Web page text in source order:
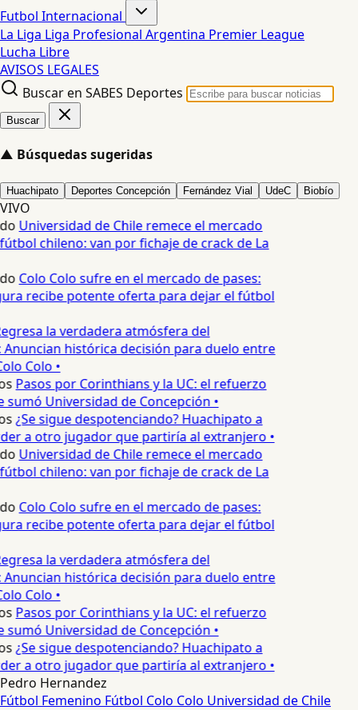
Futbol Internacional
La Liga Liga Profesional Argentina Premier League
Lucha Libre
AVISOS LEGALES
Buscar en SABES Deportes
Buscar
▲ Búsquedas sugeridas
Huachipato Deportes Concepción Fernández Vial UdeC Biobío
VIVO
Universidad de Chile remece el mercado
chileno: van por fichaje de crack de La
Colo Colo sufre en el mercado de pases:
recibe potente oferta para dejar el fútbol
la verdadera atmósfera del
histórica decisión para duelo entre
Colo •
Pasos por Corinthians y la UC: el refuerzo
Universidad de Concepción •
¿Se sigue despotenciando? Huachipato a
a otro jugador que partiría al extranjero •
Universidad de Chile remece el mercado
chileno: van por fichaje de crack de La
Colo Colo sufre en el mercado de pases:
recibe potente oferta para dejar el fútbol
la verdadera atmósfera del
histórica decisión para duelo entre
Colo •
Pasos por Corinthians y la UC: el refuerzo
Universidad de Concepción •
¿Se sigue despotenciando? Huachipato a
a otro jugador que partiría al extranjero •
Pedro Hernandez
Fútbol Femenino Fútbol Colo Colo Universidad de Chile